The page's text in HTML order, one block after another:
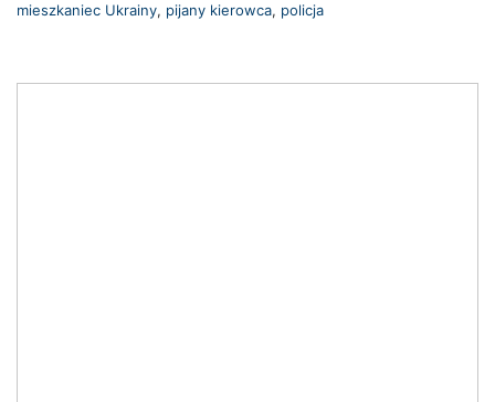
mieszkaniec Ukrainy, pijany kierowca, policja